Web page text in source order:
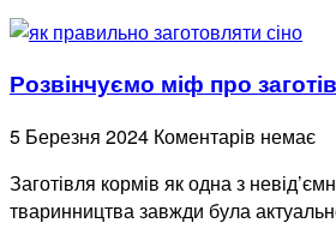
Розвінчуємо міф про
5 Березня 2024 Коментарів немає
Заготівля кормів як одна з
тваринництва завжди була